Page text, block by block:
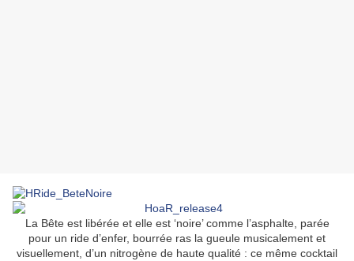
La Bête est libérée et elle est ‘noire’ comme l’asphalte, parée
pour un ride d’enfer, bourrée ras la gueule musicalement et
visuellement, d’un nitrogène de haute qualité : ce même cocktail